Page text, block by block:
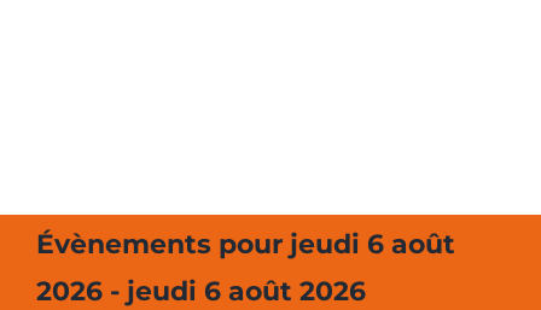
Évènements pour jeudi 6 août
2026 - jeudi 6 août 2026